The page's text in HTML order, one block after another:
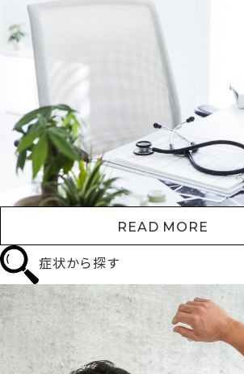
READ MORE
症状から探す